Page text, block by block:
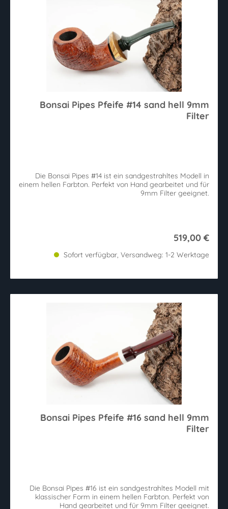
Bonsai Pipes Pfeife #14 sand hell 9mm
Filter
Die Bonsai Pipes #14 ist ein sandgestrahltes Modell in
einem hellen Farbton. Perfekt von Hand gearbeitet und für
9mm Filter geeignet.
519,00 €
Sofort verfügbar, Versandweg: 1-2 Werktage
Bonsai Pipes Pfeife #16 sand hell 9mm
Filter
Die Bonsai Pipes #16 ist ein sandgestrahltes Modell mit
klassischer Form in einem hellen Farbton. Perfekt von
Hand gearbeitet und für 9mm Filter geeignet.